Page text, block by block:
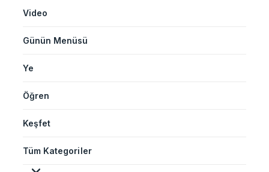
Video
Günün Menüsü
Ye
Öğren
Keşfet
Tüm Kategoriler